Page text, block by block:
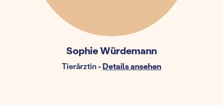
Sophie Würdemann
Tierärztin-Details ansehen